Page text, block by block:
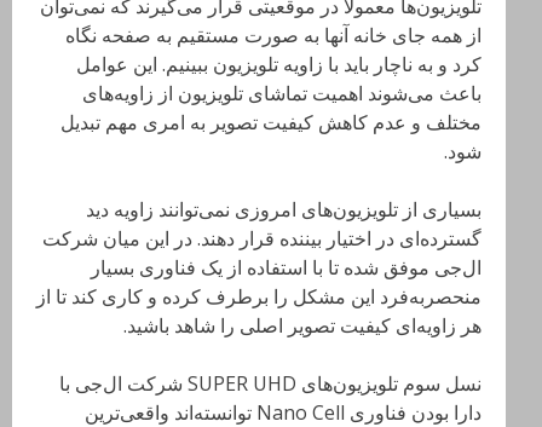
تلویزیون‌ها معمولا در موقعیتی قرار می‌گیرند که نمی‌توان
از همه جای خانه آنها به صورت مستقیم به صفحه نگاه
کرد و به ناچار باید با زاویه تلویزیون ببینیم. این عوامل
باعث می‌شوند اهمیت تماشای تلویزیون از زاویه‌های
مختلف و عدم کاهش کیفیت تصویر به امری مهم تبدیل
شود.
بسیاری از تلویزیون‌های امروزی نمی‌توانند زاویه دید
گسترده‌ای در اختیار بیننده قرار دهند. در این میان شرکت
ال‌جی موفق شده تا با استفاده از یک فناوری بسیار
منحصربه‌فرد این مشکل را برطرف کرده و کاری کند تا از
هر زاویه‌ای کیفیت تصویر اصلی را شاهد باشید.
نسل سوم تلویزیون‌های SUPER UHD شرکت ال‌جی با
دارا بودن فناوری Nano Cell توانسته‌اند واقعی‌ترین